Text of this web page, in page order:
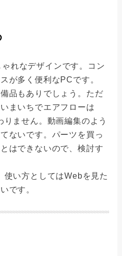
れなデザインです。コン
が多く便利なPCです。
品もありでしょう。ただ
まいちでエアフローは
りません。動画編集のよう
ないです。パーツを買っ
はできないので、検討す
い方としてはWebを見た
です。